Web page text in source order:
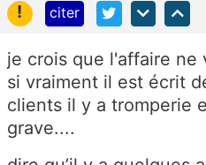
!
citer
je crois que l'affaire ne
si vraiment il est écrit
clients il y a tromperie
grave....